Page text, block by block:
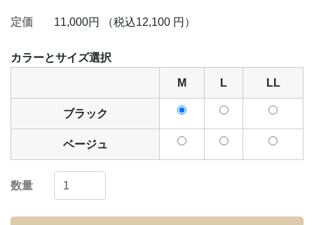
定価 11,000円 （税込12,100 円）
カラーとサイズ選択
M L LL
ブラック
ベージュ
数量